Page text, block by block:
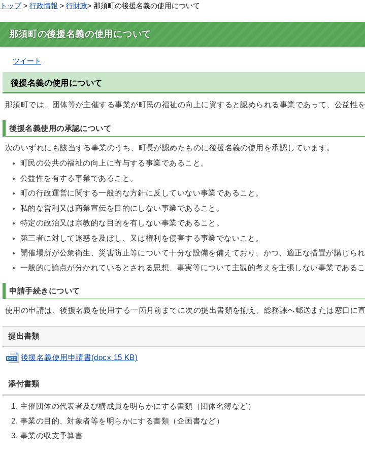
トップ> 行政情報 > 行財政> 那須町の後援名義の使用について
那須町の後援名義の使用について
ツイート
後援名義の使用について
那須町では、団体等が主催する事業が町民の福祉の向上に資すると認められる事業であって、公益性
後援名義使用の承認について
次のいずれにも該当する事業のうち、町長が認めたものに後援名義の使用を承認しています。
町民の公共の福祉の向上に寄与する事業であること。
公益性を有する事業であること。
町の行政運営に関する一般的な方針に反していない事業であること。
私的な営利又は商業宣伝を目的にしない事業であること。
特定の政治又は宗教的な目的を有しない事業であること。
第三者に対して迷惑を及ぼし、又は権利を侵害する事業でないこと。
開催場所が公衆衛生、災害防止等について十分な設備を備えており、かつ、適正な措置が講じら
一般的に論点が分かれているとされる思想、事実等について主観的考えを主張しない事業であるこ
申請手続きについて
使用の申請は、後援名義を使用する一箇月前までに次の提出書類を揃え、総務課へ郵送または窓口に
提出書類
後援名義使用申請書(docx 15 KB)
添付書類
主催団体の代表者及び構成員を明らかにする書類（団体名簿など）
事業の目的、対象者等を明らかにする書類（企画書など）
事業の収支予算書